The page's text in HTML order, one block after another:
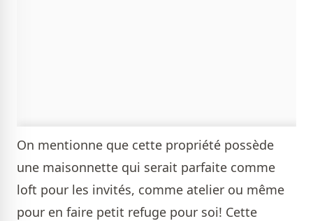
On mentionne que cette propriété possède
une maisonnette qui serait parfaite comme
loft pour les invités, comme atelier ou même
pour en faire petit refuge pour soi! Cette